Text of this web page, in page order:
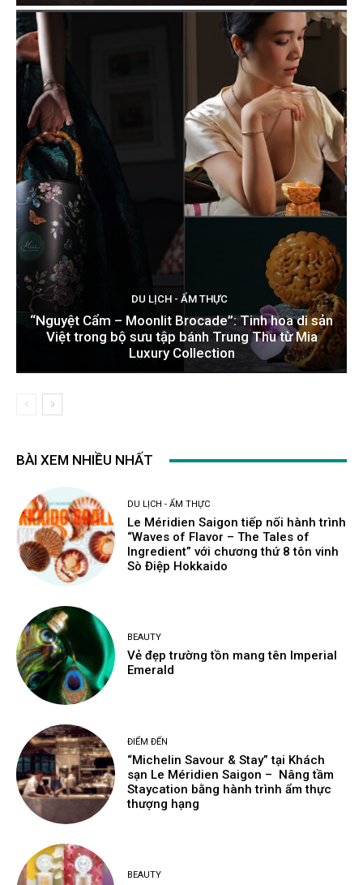
DU LỊCH - ẨM THỰC
“Nguyệt Cẩm – Moonlit Brocade”: Tinh hoa di sản
Việt trong bộ sưu tập bánh Trung Thu từ Mia
Luxury Collection
BÀI XEM NHIỀU NHẤT
DU LỊCH - ẨM THỰC
Le Méridien Saigon tiếp nối hành trình
“Waves of Flavor – The Tales of
Ingredient” với chương thứ 8 tôn vinh
Sò Điệp Hokkaido
BEAUTY
Vẻ đẹp trường tồn mang tên Imperial
Emerald
ĐIỂM ĐẾN
“Michelin Savour & Stay” tại Khách
sạn Le Méridien Saigon – Nâng tầm
Staycation bằng hành trình ẩm thực
thượng hạng
BEAUTY